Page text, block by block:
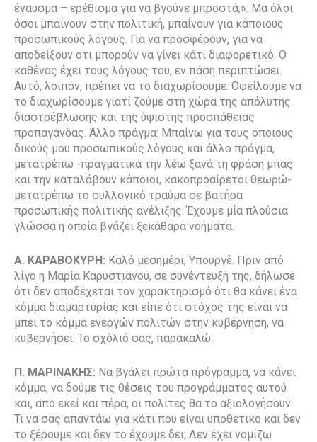
έναυσμα – ερέθισμα για να βγούνε μπροστά;». Μα όλοι
όσοι μπαίνουν στην πολιτική, μπαίνουν για κάποιους
προσωπικούς λόγους. Για να προσφέρουν, για να
αποδείξουν ότι μπορούν να γίνει κάτι διαφορετικό. Ο
καθένας έχει τους λόγους του, εν πάση περιπτώσει.
Αυτό, λοιπόν, πρέπει να το διαχωρίσουμε. Οφείλουμε να
το διαχωρίσουμε γιατί ζούμε στη χώρα της απόλυτης
διαστρέβλωσης και της ύψιστης προσπάθειας
προπαγάνδας. Άλλο πράγμα: Μπαίνω για τους όποιους
δικούς μου προσωπικούς λόγους και άλλο πράγμα,
μετατρέπω -πραγματικά την λέω ξανά τη φράση μπας
και την καταλάβουν κάποιοι, κακοπροαίρετοι θεωρώ-
μετατρέπω το συλλογικό τραύμα σε βατήρα
προσωπικής πολιτικής ανέλιξης. Έχουμε μία πλούσια
γλώσσα η οποία βγάζει ξεκάθαρα νοήματα.
Α. ΚΑΡΑΒΟΚΥΡΗ: Καλό μεσημέρι, Υπουργέ. Πριν από
λίγο η Μαρία Καρυστιανού, σε συνέντευξή της, δήλωσε
ότι δεν αποδέχεται τον χαρακτηρισμό ότι θα κάνει ένα
κόμμα διαμαρτυρίας και είπε ότι στόχος της είναι να
μπει το κόμμα ενεργών πολιτών στην κυβέρνηση, να
κυβερνήσει. Το σχόλιό σας, παρακαλώ.
Π. ΜΑΡΙΝΑΚΗΣ: Να βγάλει πρώτα πρόγραμμα, να κάνει
κόμμα, να δούμε τις θέσεις του προγράμματος αυτού
και, από εκεί και πέρα, οι πολίτες θα το αξιολογήσουν.
Τι να σας απαντάω για κάτι που είναι υποθετικό και δεν
το ξέρουμε και δεν το έχουμε δει; Δεν έχει νομίζω